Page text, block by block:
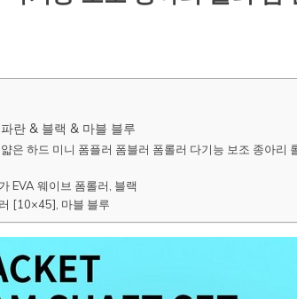
란 & 블랙 & 마블 블루
은 하드 미니 폼플러 폼블러 폼롤러 다기능 보조 종아리
EVA 웨이브 폼롤러, 블랙
[10×45], 마블 블루